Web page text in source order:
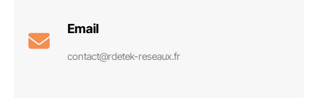
Email
contact@rdetek-reseaux.fr